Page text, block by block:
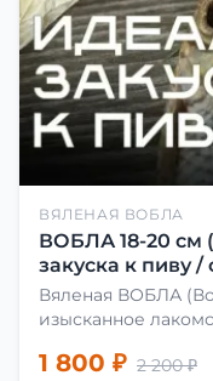
ВЯЛЕНАЯ ВОБЛА
ВОБЛА 18-20 см
закуска к пиву /
Вяленая ВОБЛА
изысканное
сделать вяленую
1 800 ₽ 2 200 ₽